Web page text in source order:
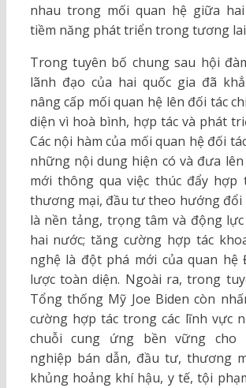
nhau trong mối quan hệ giữa
tiềm năng phát triển trong tương
Trong tuyên bố chung sau hội
lãnh đạo của hai quốc gia đã
nâng cấp mối quan hệ lên đối tác
diện vì hoà bình, hợp tác và phát
Các nội hàm của mối quan hệ đối
những nội dung hiện có và đưa
mới thông qua việc thúc đẩy hợp
thương mại, đầu tư theo hướng đổi
là nền tảng, trọng tâm và động
hai nước; tăng cường hợp tác
nghệ là đột phá mới của quan hệ
lược toàn diện. Ngoài ra, trong
Tổng thống Mỹ Joe Biden còn
cường hợp tác trong các lĩnh vực
chuỗi cung ứng bền vững cho
nghiệp bán dẫn, đầu tư, thương
khủng hoảng khí hậu, y tế, tội